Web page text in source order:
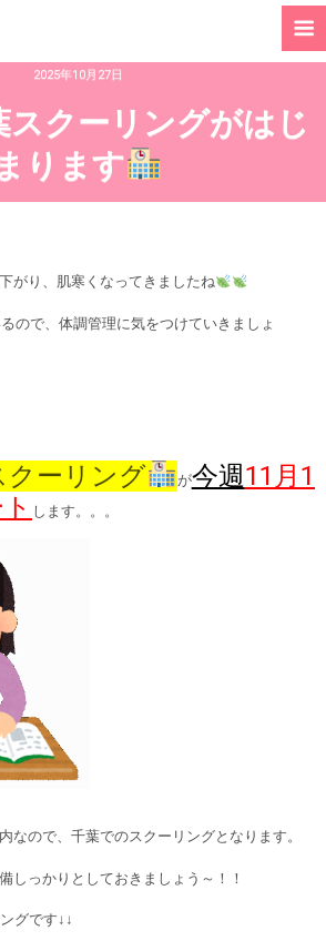
2025年10月27日
クーリングがはじ
ります
がり、肌寒くなってきましたね
ので、体調管理に気をつけていきましょ
クーリング が今週11月1
します。。。
なので、千葉でのスクーリングとなります。
しっかりとしておきましょう～！！
グです↓↓